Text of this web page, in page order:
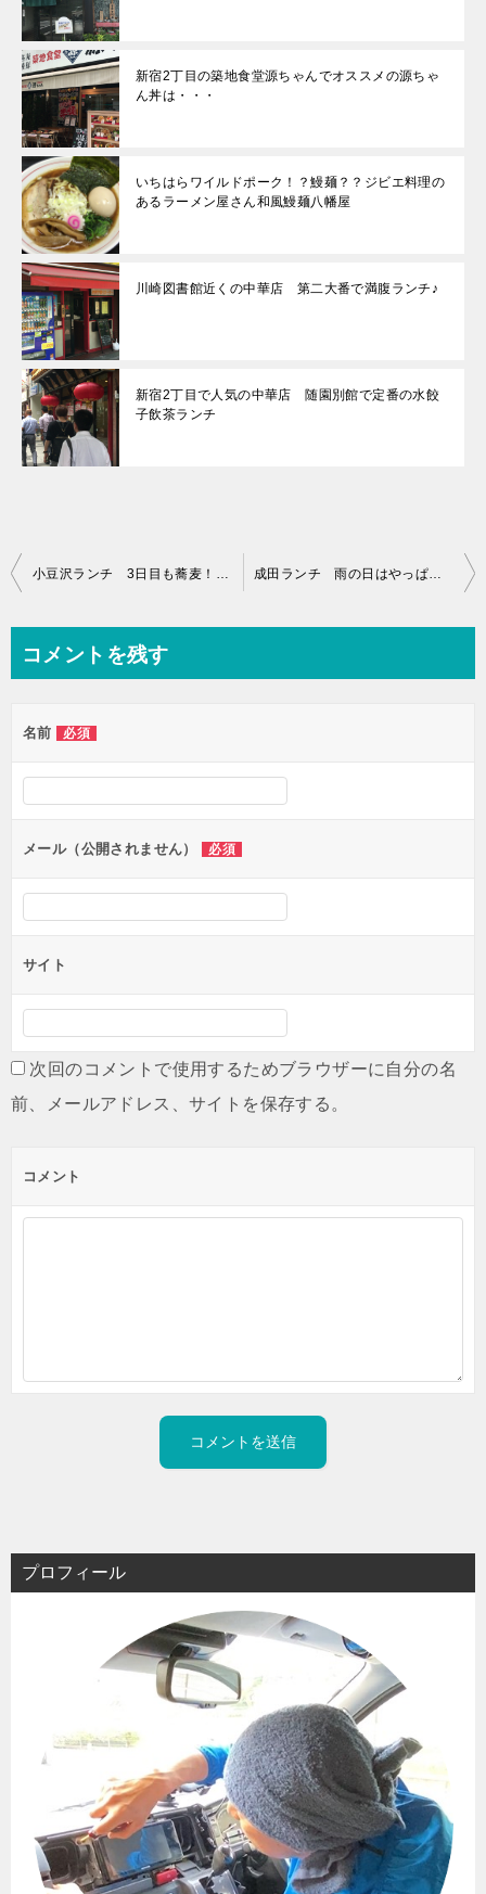
新宿2丁目の築地食堂源ちゃんでオススメの源ちゃ
ん丼は・・・
いちはらワイルドポーク！？鰻麺？？ジビエ料理の
あるラーメン屋さん和風鰻麺八幡屋
川崎図書館近くの中華店 第二大番で満腹ランチ♪
新宿2丁目で人気の中華店 随園別館で定番の水餃
子飲茶ランチ
投
ビ
ー
シ
ン
小豆沢ランチ 3日目も蕎麦！自家製石臼挽そばの更科 成田ランチ 雨の日はやっぱりボンベルタが便利♪ 南洋飯店でボリュームたっぷりの中華ランチ
コメントを残す
名前 必須
メール（公開されません） 必須
サイト
次回のコメントで使用するためブラウザーに自分の名
前、メールアドレス、サイトを保存する。
コメント
プロフィール